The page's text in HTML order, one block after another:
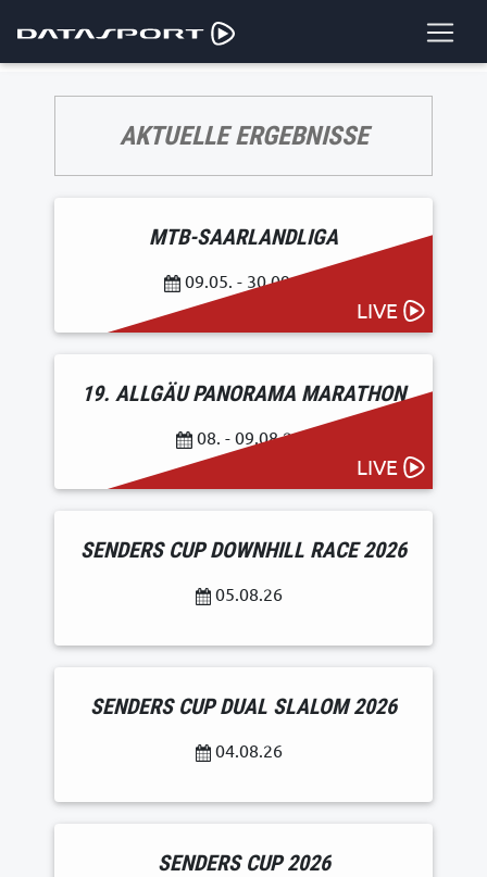
AKTUELLE ERGEBNISSE
LIVE
MTB-SAARLANDLIGA
09.05. - 30.09.26
LIVE
19. ALLGÄU PANORAMA MARATHON
08. - 09.08.26
SENDERS CUP DOWNHILL RACE 2026
05.08.26
SENDERS CUP DUAL SLALOM 2026
04.08.26
SENDERS CUP 2026